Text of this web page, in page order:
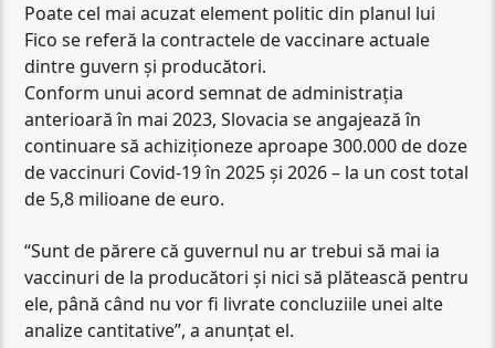
Poate cel mai acuzat element politic din planul lui
Fico se referă la contractele de vaccinare actuale
dintre guvern și producători.
Conform unui acord semnat de administrația
anterioară în mai 2023, Slovacia se angajează în
continuare să achiziționeze aproape 300.000 de doze
de vaccinuri Covid-19 în 2025 și 2026 – la un cost total
de 5,8 milioane de euro.
“Sunt de părere că guvernul nu ar trebui să mai ia
vaccinuri de la producători și nici să plătească pentru
ele, până când nu vor fi livrate concluziile unei alte
analize cantitative”, a anunțat el.